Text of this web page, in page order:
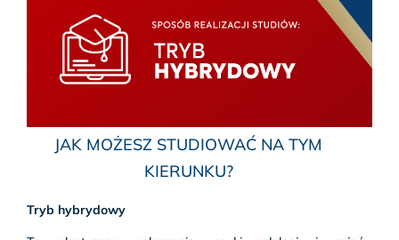
JAK MOŻESZ STUDIOWAĆ NA TYM
KIERUNKU?
Tryb hybrydowy